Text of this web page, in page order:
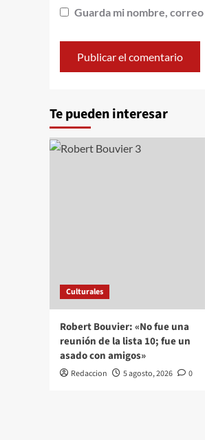
Guarda mi nombre,
Te pueden interesar
Culturales
Robert Bouvier: «No fue una
reunión de la lista 10; fue un
asado con amigos»
Redaccion 5 agosto, 2026 0